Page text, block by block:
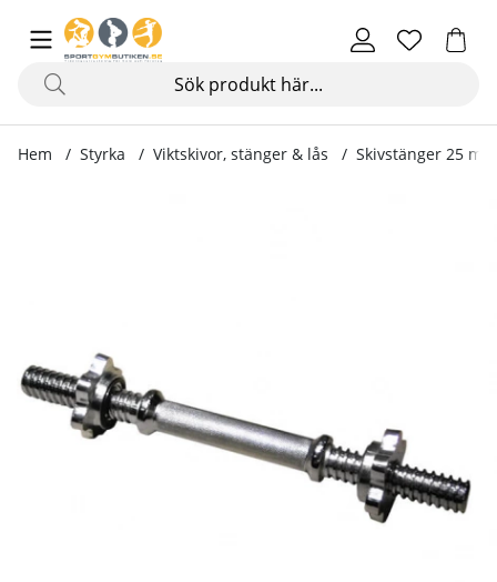
Hem Styrka Viktskivor, stänger & lås Skivstänger 25 mm